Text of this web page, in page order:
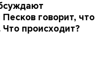
говорит, что
происходит?